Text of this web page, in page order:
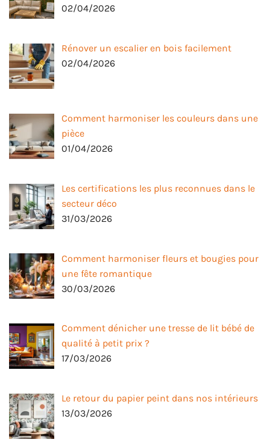
02/04/2026
Rénover un escalier en bois facilement
02/04/2026
Comment harmoniser les couleurs dans une
pièce
01/04/2026
Les certifications les plus reconnues dans le
secteur déco
31/03/2026
Comment harmoniser fleurs et bougies pour
une fête romantique
30/03/2026
Comment dénicher une tresse de lit bébé de
qualité à petit prix ?
17/03/2026
Le retour du papier peint dans nos intérieurs
13/03/2026